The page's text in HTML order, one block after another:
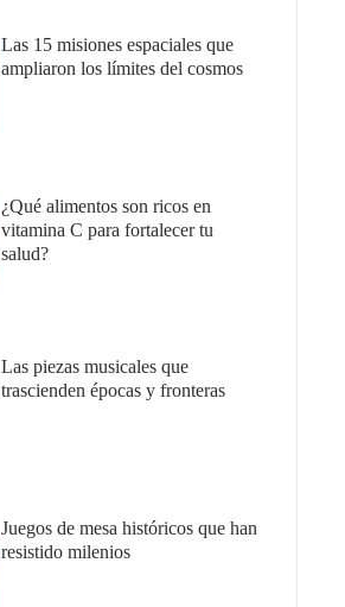
Las 15 misiones espaciales que
ampliaron los límites del cosmos
¿Qué alimentos son ricos en
vitamina C para fortalecer tu
salud?
Las piezas musicales que
trascienden épocas y fronteras
Juegos de mesa históricos que han
resistido milenios